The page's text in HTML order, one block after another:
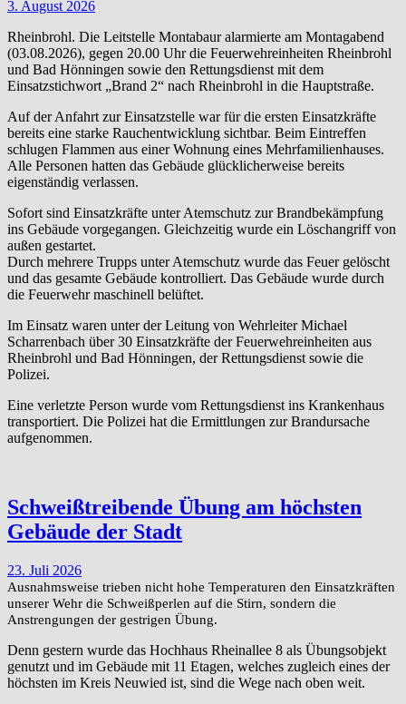
3. August 2026
Rheinbrohl. Die Leitstelle Montabaur alarmierte am Montagabend
(03.08.2026), gegen 20.00 Uhr die Feuerwehreinheiten Rheinbrohl
und Bad Hönningen sowie den Rettungsdienst mit dem
Einsatzstichwort „Brand 2“ nach Rheinbrohl in die Hauptstraße.
Auf der Anfahrt zur Einsatzstelle war für die ersten Einsatzkräfte
bereits eine starke Rauchentwicklung sichtbar. Beim Eintreffen
schlugen Flammen aus einer Wohnung eines Mehrfamilienhauses.
Alle Personen hatten das Gebäude glücklicherweise bereits
eigenständig verlassen.
Sofort sind Einsatzkräfte unter Atemschutz zur Brandbekämpfung
ins Gebäude vorgegangen. Gleichzeitig wurde ein Löschangriff von
außen gestartet.
Durch mehrere Trupps unter Atemschutz wurde das Feuer gelöscht
und das gesamte Gebäude kontrolliert. Das Gebäude wurde durch
die Feuerwehr maschinell belüftet.
Im Einsatz waren unter der Leitung von Wehrleiter Michael
Scharrenbach über 30 Einsatzkräfte der Feuerwehreinheiten aus
Rheinbrohl und Bad Hönningen, der Rettungsdienst sowie die
Polizei.
Eine verletzte Person wurde vom Rettungsdienst ins Krankenhaus
transportiert. Die Polizei hat die Ermittlungen zur Brandursache
aufgenommen.
Schweißtreibende Übung am höchsten
Gebäude der Stadt
23. Juli 2026
Ausnahmsweise trieben nicht hohe Temperaturen den Einsatzkräften
unserer Wehr die Schweißperlen auf die Stirn, sondern die
Anstrengungen der gestrigen Übung.
Denn gestern wurde das Hochhaus Rheinallee 8 als Übungsobjekt
genutzt und im Gebäude mit 11 Etagen, welches zugleich eines der
höchsten im Kreis Neuwied ist, sind die Wege nach oben weit.